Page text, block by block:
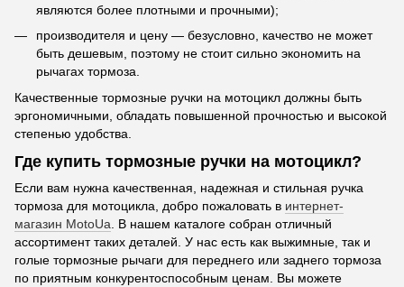
являются более плотными и прочными);
производителя и цену — безусловно, качество не может
быть дешевым, поэтому не стоит сильно экономить на
рычагах тормоза.
Качественные тормозные ручки на мотоцикл должны быть
эргономичными, обладать повышенной прочностью и высокой
степенью удобства.
Где купить тормозные ручки на мотоцикл?
Если вам нужна качественная, надежная и стильная ручка
тормоза для мотоцикла, добро пожаловать в интернет-
магазин MotoUa. В нашем каталоге собран отличный
ассортимент таких деталей. У нас есть как выжимные, так и
голые тормозные рычаги для переднего или заднего тормоза
по приятным конкурентоспособным ценам. Вы можете